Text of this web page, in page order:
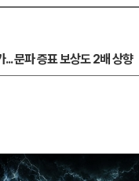
... 문파 증표 보상도 2배 상향